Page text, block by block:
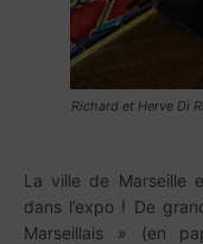
Richard et Herve Di
La ville de Marseille
dans l’expo ! De
Marseillais » (en